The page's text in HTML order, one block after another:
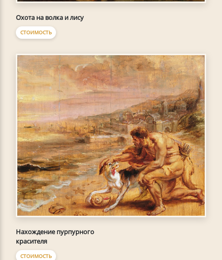
Охота на волка и лису
СТОИМОСТЬ
Нахождение пурпурного
красителя
СТОИМОСТЬ